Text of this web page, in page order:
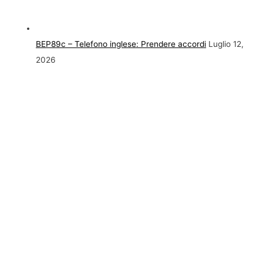
BEP89c – Telefono inglese: Prendere accordi Luglio 12,
2026